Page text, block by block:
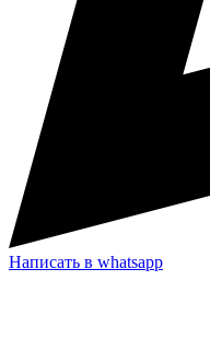
Написать в whatsapp